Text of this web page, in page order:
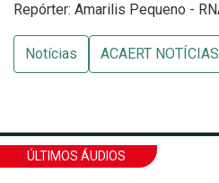
Repórter: Amarilis Pequeno -
Notícias ACAERT NOTÍCIAS
ÚLTIMOS ÁUDIOS